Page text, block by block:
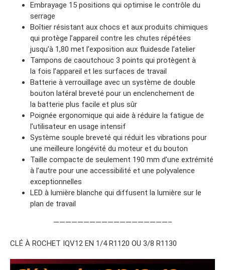
Embrayage 15 positions qui optimise le contrôle du
serrage
Boîtier résistant aux chocs et aux produits chimiques
qui protège l’appareil contre les chutes répétées
jusqu’à 1,80 met l’exposition aux fluidesde l’atelier
Tampons de caoutchouc 3 points qui protègent à
la fois l’appareil et les surfaces de travail
Batterie à verrouillage avec un système de double
bouton latéral breveté pour un enclenchement de
la batterie plus facile et plus sûr
Poignée ergonomique qui aide à réduire la fatigue de
l’utilisateur en usage intensif
Système souple breveté qui réduit les vibrations pour
une meilleure longévité du moteur et du bouton
Taille compacte de seulement 190 mm d’une extrémité
à l’autre pour une accessibilité et une polyvalence
exceptionnelles
LED à lumière blanche qui diffusent la lumière sur le
plan de travail
———————————————————–
CLÉ À ROCHET IQV12 EN 1/4 R1120 OU 3/8 R1130